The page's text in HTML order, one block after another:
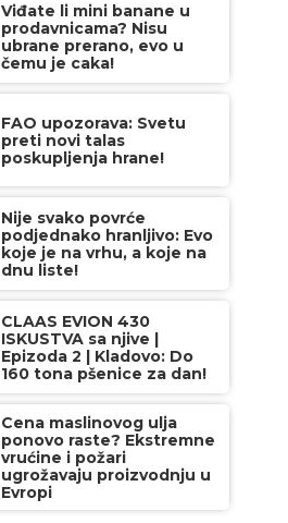
Viđate li mini banane u
prodavnicama? Nisu
ubrane prerano, evo u
čemu je caka!
FAO upozorava: Svetu
preti novi talas
poskupljenja hrane!
Nije svako povrće
podjednako hranljivo: Evo
koje je na vrhu, a koje na
dnu liste!
CLAAS EVION 430
ISKUSTVA sa njive |
Epizoda 2 | Kladovo: Do
160 tona pšenice za dan!
Cena maslinovog ulja
ponovo raste? Ekstremne
vrućine i požari
ugrožavaju proizvodnju u
Evropi